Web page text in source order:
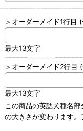
＞オーダーメイド1行目
最大13文字
＞オーダーメイド2行目
最大13文字
この商品の英語犬種名
の大きさが変わります